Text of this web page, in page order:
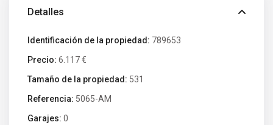
Detalles
Identificación de la propiedad: 789653
Precio: 6.117 €
Tamaño de la propiedad: 531
Referencia: 5065-AM
Garajes: 0